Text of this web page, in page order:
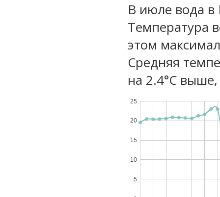
В июле вода в
Температура
этом
Средняя
на 2.4°C
5
10
15
20
25